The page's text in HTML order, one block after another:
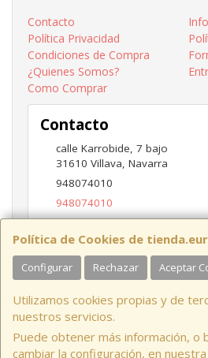
Política de Cookies de
Configurar Rechazar Aceptar
Utilizamos cookies propias y de
nuestros servicios.
Puede obtener más información, o
cambiar la configuración, en nuestra
Contacto
Política Privacidad
Condiciones de Compra
¿Quienes Somos?
Como Comprar
Contacto
calle Karrobide, 7 bajo
31610 Villava, Navarra
948074010
948074010
ventas@eurotecnic.com
Horario
9 a 13:30Hs y 16:30 a 19Hs